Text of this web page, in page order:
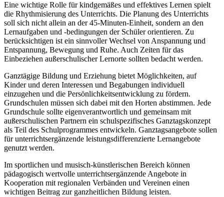
Eine wichtige Rolle für kindgemäßes und effektives Lernen spielt
die Rhythmisierung des Unterrichts. Die Planung des Unterrichts
soll sich nicht allein an der 45-Minuten-Einheit, sondern an den
Lernaufgaben und -bedingungen der Schüler orientieren. Zu
berücksichtigen ist ein sinnvoller Wechsel von Anspannung und
Entspannung, Bewegung und Ruhe. Auch Zeiten für das
Einbeziehen außerschulischer Lernorte sollten bedacht werden.
Ganztägige Bildung und Erziehung bietet Möglichkeiten, auf
Kinder und deren Interessen und Begabungen individuell
einzugehen und die Persönlichkeitsentwicklung zu fördern.
Grundschulen müssen sich dabei mit den Horten abstimmen. Jede
Grundschule sollte eigenverantwortlich und gemeinsam mit
außerschulischen Partnern ein schulspezifisches Ganztagskonzept
als Teil des Schulprogrammes entwickeln. Ganztagsangebote sollen
für unterrichtsergänzende leistungsdifferenzierte Lernangebote
genutzt werden.
Im sportlichen und musisch-künstlerischen Bereich können
pädagogisch wertvolle unterrichtsergänzende Angebote in
Kooperation mit regionalen Verbänden und Vereinen einen
wichtigen Beitrag zur ganzheitlichen Bildung leisten.